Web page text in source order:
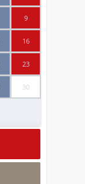
9
16
23
30